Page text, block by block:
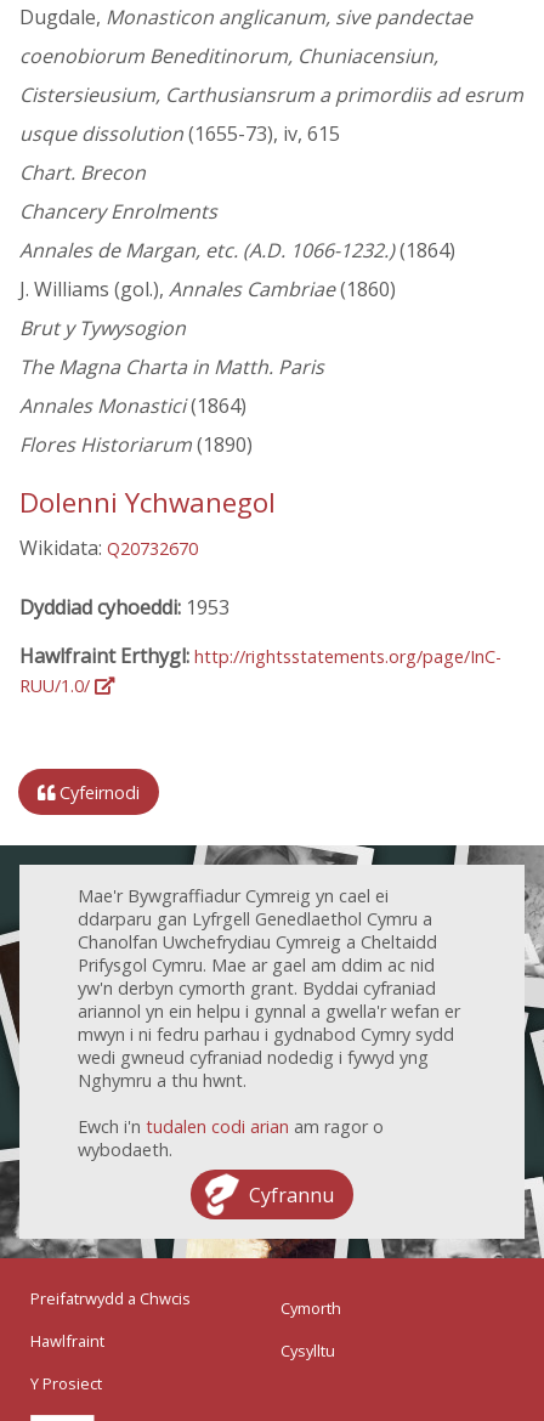
Dugdale, Monasticon anglicanum, sive pandectae
coenobiorum Beneditinorum, Chuniacensiun,
Cistersieusium, Carthusiansrum a primordiis ad esrum
usque dissolution(1655-73), iv, 615
Chart. Brecon
Chancery Enrolments
Annales de Margan, etc. (A.D. 1066-1232.)(1864)
J. Williams (gol.), Annales Cambriae(1860)
Brut y Tywysogion
The Magna Charta in Matth. Paris
Annales Monastici(1864)
Flores Historiarum(1890)
Dolenni Ychwanegol
Wikidata: Q20732670
Dyddiad cyhoeddi: 1953
Hawlfraint Erthygl: http://rightsstatements.org/page/InC-
RUU/1.0/
Cyfeirnodi
Mae'r Bywgraffiadur Cymreig yn cael ei
ddarparu gan Lyfrgell Genedlaethol Cymru a
Chanolfan Uwchefrydiau Cymreig a Cheltaidd
Prifysgol Cymru. Mae ar gael am ddim ac nid
yw'n derbyn cymorth grant. Byddai cyfraniad
ariannol yn ein helpu i gynnal a gwella'r wefan er
mwyn i ni fedru parhau i gydnabod Cymry sydd
wedi gwneud cyfraniad nodedig i fywyd yng
Nghymru a thu hwnt.
Ewch i'n tudalen codi arian am ragor o
wybodaeth.
Cyfrannu
Preifatrwydd a Chwcis
Hawlfraint
Y Prosiect
Cymorth
Cysylltu